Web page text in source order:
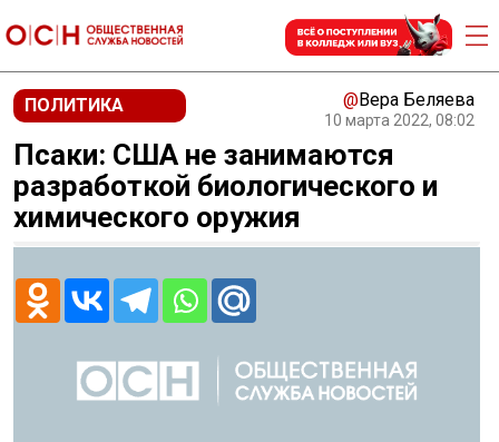
ПОЛИТИКА @Вера Беляева
10 марта 2022, 08:02
Псаки: США не занимаются
разработкой биологического и
химического оружия